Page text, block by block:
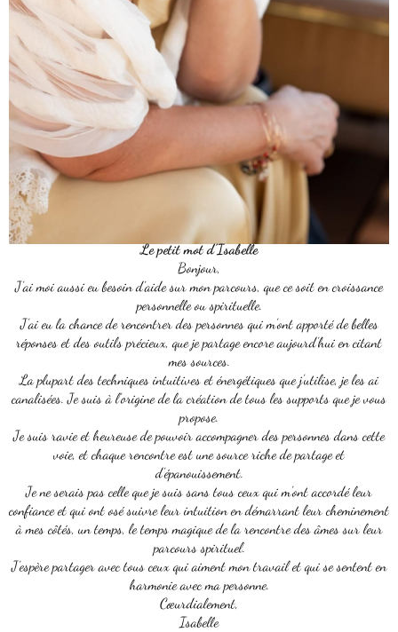
Le petit mot d’Isabelle
Bonjour,
J’ai moi aussi eu besoin d’aide sur mon parcours, que ce soit en croissance
personnelle ou spirituelle.
J’ai eu la chance de rencontrer des personnes qui m’ont apporté de belles
réponses et des outils précieux, que je partage encore aujourd’hui en citant
mes sources.
La plupart des techniques intuitives et énergétiques que j’utilise, je les ai
canalisées. Je suis à l’origine de la création de tous les supports que je vous
propose.
Je suis ravie et heureuse de pouvoir accompagner des personnes dans cette
voie, et chaque rencontre est une source riche de partage et
d’épanouissement.
Je ne serais pas celle que je suis sans tous ceux qui m’ont accordé leur
confiance et qui ont osé suivre leur intuition en démarrant leur cheminement
à mes côtés, un temps, le temps magique de la rencontre des âmes sur leur
parcours spirituel.
J’espère partager avec tous ceux qui aiment mon travail et qui se sentent en
harmonie avec ma personne.
Cœurdialement,
Isabelle